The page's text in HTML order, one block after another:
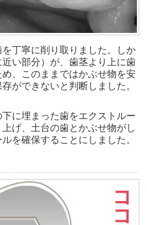
丁寧に削り取りました。しか
い部分）が、歯茎より上に歯
、このままではかぶせ物を安
ができないと判断しました。
に埋まった歯をエクストルー
げ、土台の歯とかぶせ物がし
を確保することにしました。